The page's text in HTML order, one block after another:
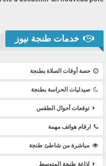
خدمات طنجة نيوز
حصة أوقات الصلاة بطنجة
صيدليات الحراسة بطنجة
توقعات أحوال الطقس
ارقام هواتف مهمة
مباشرة من شاطئ طنجة
إذاعة طنجة المتوسط